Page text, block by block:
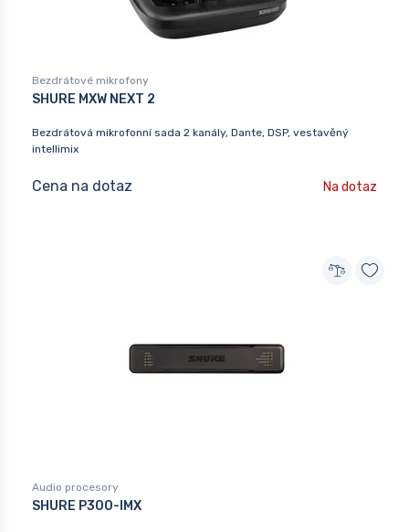
Bezdrátové mikrofony
SHURE MXW NEXT 2
Bezdrátová mikrofonní sada 2 kanály, Dante, DSP, vestavěný
intellimix
Cena na dotaz Na dotaz
Audio procesory
SHURE P300-IMX